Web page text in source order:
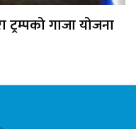
ट्रम्पको गाजा योजना